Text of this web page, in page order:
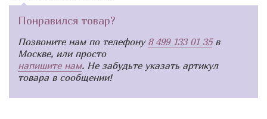
Понравился товар?
Позвоните нам по телефону 8 499 133 01 35в
Москве, или просто
напишите нам. Не забудьте указать артикул
товара в сообщении!